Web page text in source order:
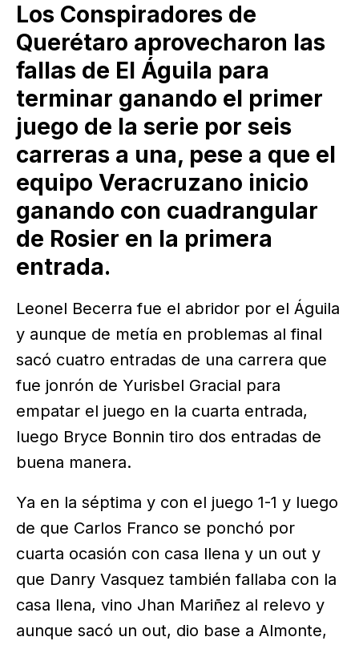
Los Conspiradores de
Querétaro aprovecharon las
fallas de El Águila para
terminar ganando el primer
juego de la serie por seis
carreras a una, pese a que el
equipo Veracruzano inicio
ganando con cuadrangular
de Rosier en la primera
entrada.
Leonel Becerra fue el abridor por el Águila
y aunque de metía en problemas al final
sacó cuatro entradas de una carrera que
fue jonrón de Yurisbel Gracial para
empatar el juego en la cuarta entrada,
luego Bryce Bonnin tiro dos entradas de
buena manera.
Ya en la séptima y con el juego 1-1 y luego
de que Carlos Franco se ponchó por
cuarta ocasión con casa llena y un out y
que Danry Vasquez también fallaba con la
casa llena, vino Jhan Mariñez al relevo y
aunque sacó un out, dio base a Almonte,